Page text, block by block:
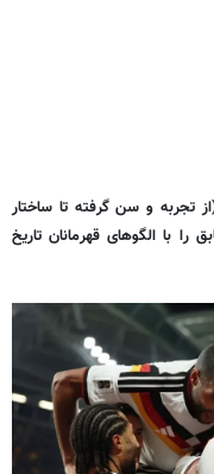
تجربه و سن گرفته تا ساختار
با الگوهای قهرمانان تاریخ